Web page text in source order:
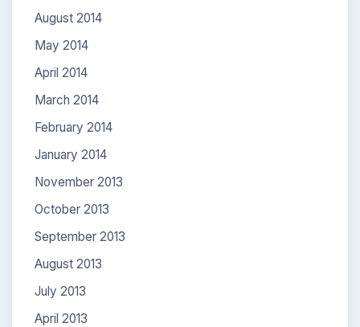
August 2014
May 2014
April 2014
March 2014
February 2014
January 2014
November 2013
October 2013
September 2013
August 2013
July 2013
April 2013